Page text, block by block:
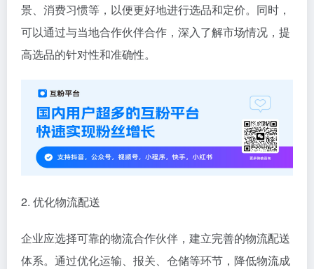
景、消费习惯等，以便更好地进行选品和定价。同时，
可以通过与当地合作伙伴合作，深入了解市场情况，提
高选品的针对性和准确性。
2. 优化物流配送
企业应选择可靠的物流合作伙伴，建立完善的物流配送
体系。通过优化运输、报关、仓储等环节，降低物流成